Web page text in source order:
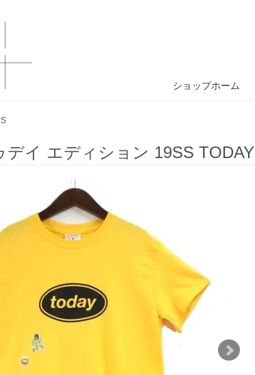
ショップホーム
デイ エディション 19SS